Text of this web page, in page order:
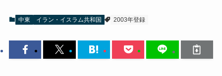
中東 イラン・イスラム共和国 2003年登録